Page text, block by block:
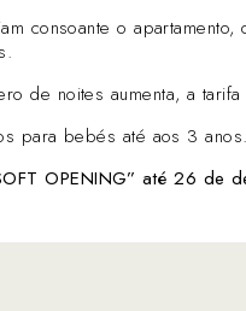
consoante o apartamento,
de noites aumenta, a tarifa
para bebés até aos 3 anos.
OPENING” até 26 de